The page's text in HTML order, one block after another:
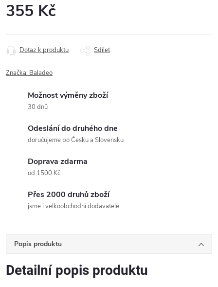
355 Kč
cena:
Dotaz k produktu Sdílet
Značka: Baladeo
Možnost výměny zboží
30 dnů
Odeslání do druhého dne
doručujeme po Česku a Slovensku
Doprava zdarma
od 1500 Kč
Přes 2000 druhů zboží
jsme i velkoobchodní dodavatelé
Popis produktu
Detailní popis produktu